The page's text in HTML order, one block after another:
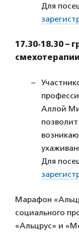
Для
17.30-18.30 –
смехотерапии
Аллой
Для
Марафон
социального
«Альцрус» и